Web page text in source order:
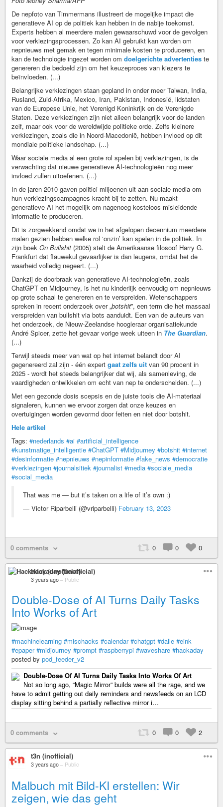
De nepfoto van Timmermans illustreert de mogelijke impact die
generatieve AI op de politiek kan hebben in de nabije toekomst.
Experts hebben al meerdere malen gewaarschuwd voor de gevolgen
voor verkiezingsprocessen. Zo kan AI gebruikt kan worden om
nepnieuws met gemak en tegen minimale kosten te produceren, en
kan de technologie ingezet worden om doelgerichte advertenties te
genereren die bedoeld zijn om het keuzeproces van kiezers te
beïnvloeden. (...)
Belangrijke verkiezingen staan gepland in onder meer Taiwan, India,
Rusland, Zuid-Afrika, Mexico, Iran, Pakistan, Indonesië, lidstaten
van de Europese Unie, het Verenigd Koninkrijk en de Verenigde
Staten. Deze verkiezingen zijn niet alleen belangrijk voor de landen
zelf, maar ook voor de wereldwijde politieke orde. Zelfs kleinere
verkiezingen, zoals die in Noord-Macedonië, hebben invloed op dit
mondiale politieke landschap. (...)
Waar sociale media al een grote rol spelen bij verkiezingen, is de
verwachting dat nieuwe generatieve AI-technologieën nog meer
invloed zullen uitoefenen. (...)
In de jaren 2010 gaven politici miljoenen uit aan sociale media om
hun verkiezingscampagnes kracht bij te zetten. Nu maakt
generatieve AI het mogelijk om nagenoeg kosteloos misleidende
informatie te produceren.
Dit is zorgwekkend omdat we in het afgelopen decennium meerdere
malen gezien hebben welke rol ‘onzin’ kan spelen in de politiek. In
zijn boek On Bullshit (2005) stelt de Amerikaanse filosoof Harry G.
Frankfurt dat flauwekul gevaarlijker is dan leugens, omdat het de
waarheid volledig negeert. (...)
Dankzij de doorbraak van generatieve AI-technologieën, zoals
ChatGPT en Midjourney, is het nu kinderlijk eenvoudig om nepnieuws
op grote schaal te genereren en te verspreiden. Wetenschappers
spreken in recent onderzoek over „botshit”, een term die het massaal
verspreiden van bullshit via bots aanduidt. Een van de auteurs van
het onderzoek, de Nieuw-Zeelandse hoogleraar organisatiekunde
André Spicer, zette het gevaar vorige week uiteen in The Guardian.
(...)
Terwijl steeds meer van wat op het internet belandt door AI
gegenereerd zal zijn - één expert gaat zelfs uit van 90 procent in
2025 - wordt het steeds belangrijker dat wij, als samenleving, de
vaardigheden ontwikkelen om echt van nep te onderscheiden. (...)
Met een gezonde dosis scepsis en de juiste tools die AI-materiaal
signaleren, kunnen we ervoor zorgen dat onze keuzes en
overtuigingen worden gevormd door feiten en niet door botshit.
Hele artikel
Tags: #nederlands #ai #artificial_intelligence
#kunstmatige_intelligentie #ChatGPT #Midjourney #botshit #internet
#desinformatie #nepnieuws #nepinformatie #fake_news #democratie
#verkiezingen #journalsitiek #journalist #media #sociale_media
#social_media
That was me — but it’s taken on a life of it’s own :)
— Victor Riparbelli (@vriparbelli) February 13, 2023
0 comments 0 0 0
Hackaday (unofficial)
3 years ago – Public
Double-Dose of AI Turns Daily Tasks
Into Works of Art
#machinelearning #mischacks #calendar #chatgpt #dalle #eink
#epaper #midjourney #prompt #raspberrypi #waveshare #hackaday
posted by pod_feeder_v2
Double-Dose Of AI Turns Daily Tasks Into Works Of Art
Not so long ago, “Magic Mirror” builds were all the rage, and we
have to admit getting out daily reminders and newsfeeds on an LCD
display sitting behind a partially reflective mirror i…
0 comments 0 0 2
t3n (inofficial)
3 years ago – Public
Malbuch mit Bild-KI erstellen: Wir
zeigen, wie das geht